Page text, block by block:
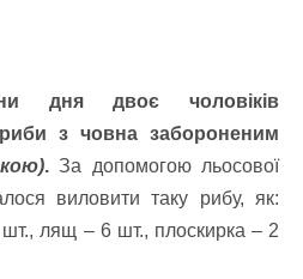
дня двоє чоловіків
з човна забороненим
.За допомогою льосової
виловити таку рибу, як:
шт., лящ – 6 шт., плоскирка – 2